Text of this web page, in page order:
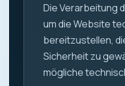
Die Verarbeitung
um die Website
bereitzustellen,
Sicherheit zu
mögliche